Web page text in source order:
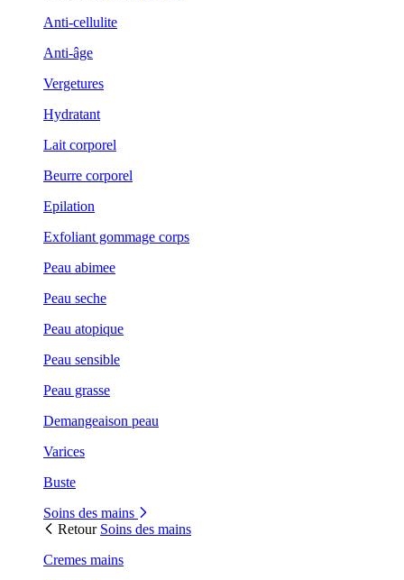
Anti-cellulite
Anti-âge
Vergetures
Hydratant
Lait corporel
Beurre corporel
Epilation
Exfoliant gommage corps
Peau abimee
Peau seche
Peau atopique
Peau sensible
Peau grasse
Demangeaison peau
Varices
Buste
Soins des mains
Retour Soins des mains
Cremes mains